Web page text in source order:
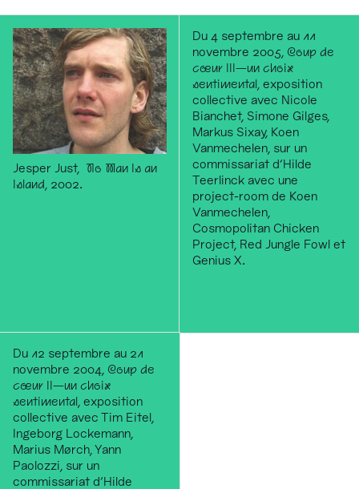
Jesper Just, No Man Is an
Island, 2002.
Du 4 septembre au 11
novembre 2005, Coup de
cœur III—un choix
sentimental, exposition
collective avec Nicole
Bianchet, Simone Gilges,
Markus Sixay, Koen
Vanmechelen, sur un
commissariat d'Hilde
Teerlinck avec une
project-room de Koen
Vanmechelen,
Cosmopolitan Chicken
Project, Red Jungle Fowl et
Genius X.
Du 12 septembre au 21
novembre 2004, Coup de
cœur II—un choix
sentimental , exposition
collective avec Tim Eitel,
Ingeborg Lockemann,
Marius Mørch, Yann
Paolozzi, sur un
commissariat d'Hilde